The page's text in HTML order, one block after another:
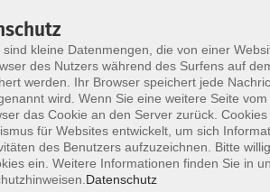
Volkshochschule
Zweckverband
Lethnerstr. 13
sind kleine Datenmengen, die von einer
des Nutzers während des Surfens auf
werden. Ihr Browser speichert jede
wird. Wenn Sie eine weitere Seite
das Cookie an den Server zurück.
für Websites entwickelt, um sich
des Benutzers aufzuzeichnen. Bitte
ein. Weitere Informationen finden Sie in
Datenschutz